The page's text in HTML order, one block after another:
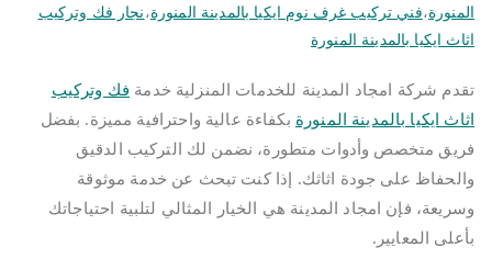
المنورة،فني تركيب غرف نوم ايكيا بالمدينة المنورة، نجار فك وتركيب
اثاث ايكيا بالمدينة المنورة
تقدم شركة امجاد المدينة للخدمات المنزلية خدمة فك وتركيب
اثاث ايكيا بالمدينة المنورة بكفاءة عالية واحترافية مميزة. بفضل
فريق متخصص وأدوات متطورة، نضمن لك التركيب الدقيق
والحفاظ على جودة اثاثك. إذا كنت تبحث عن خدمة موثوقة
وسريعة، فإن امجاد المدينة هي الخيار المثالي لتلبية احتياجاتك
بأعلى المعايير.